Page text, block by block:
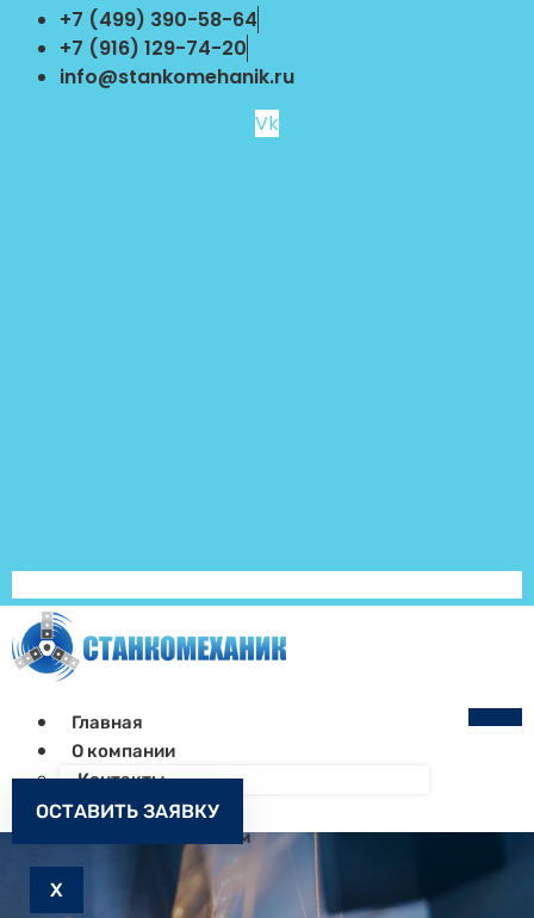
Перейти
содержимому
+7 (499) 390-58-64
+7 (916) 129-74-20
info@stankomehanik.ru
Vk
Главная
О компании
Контакты
Как заказать
Запчасти к станкам
X
ОСТАВИТЬ ЗАЯВКУ